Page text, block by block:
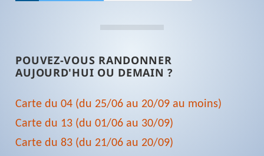
POUVEZ-VOUS RANDONNER
AUJOURD'HUI OU DEMAIN ?
Carte du 04 (du 25/06 au 20/09 au moins)
Carte du 13 (du 01/06 au 30/09)
Carte du 83 (du 21/06 au 20/09)